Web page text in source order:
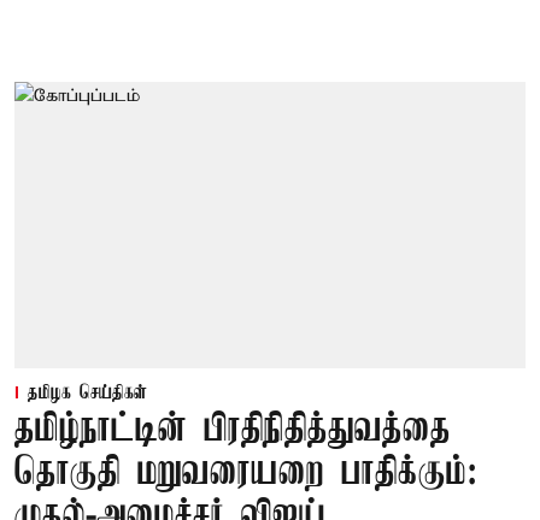
தமிழக செய்திகள்
தமிழ்நாட்டின் பிரதிநிதித்துவத்தை
தொகுதி மறுவரையறை பாதிக்கும்: